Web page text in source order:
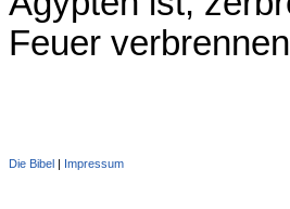
Feuer
Die Bibel Impressum